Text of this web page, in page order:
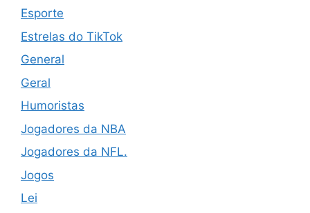
Esporte
Estrelas do TikTok
General
Geral
Humoristas
Jogadores da NBA
Jogadores da NFL.
Jogos
Lei